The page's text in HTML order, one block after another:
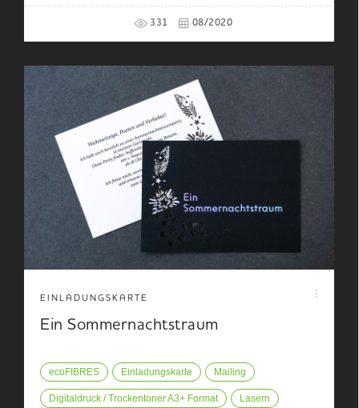
331 08/2020
EINLADUNGSKARTE
Ein Sommernachtstraum
ecoFIBRES Einladungskarte Mailing
Digitaldruck / Trockentoner A3+ Format Lasern